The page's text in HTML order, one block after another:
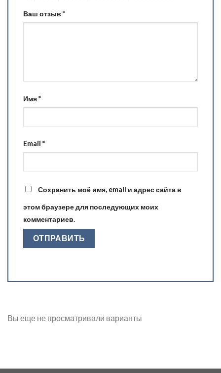
Ваш отзыв *
Имя*
Email *
Сохранить моё имя, email и адрес сайта в
этом браузере для последующих моих
комментариев.
Вы еще не просматривали варианты